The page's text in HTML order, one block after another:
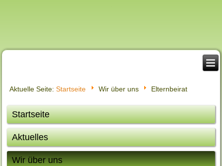
Aktuelle Seite:Startseite Wir über uns Elternbeirat
Startseite
Aktuelles
Wir über uns